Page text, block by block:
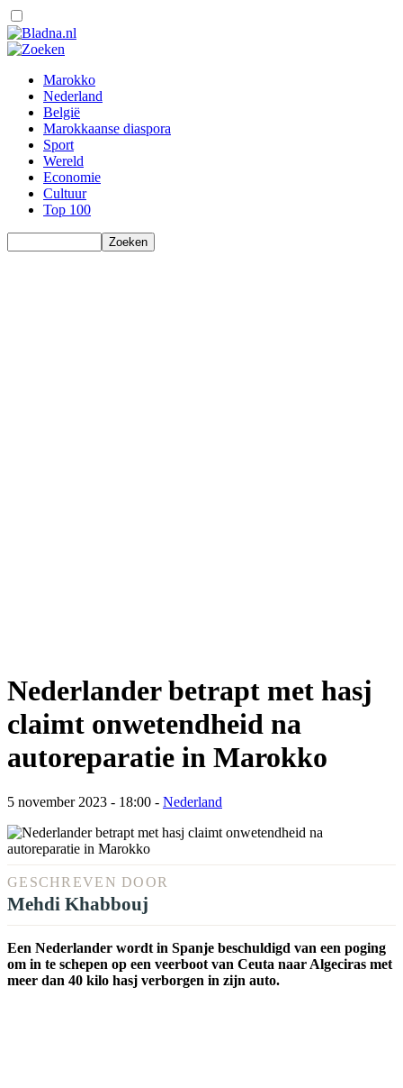
Marokko
Nederland
België
Marokkaanse diaspora
Sport
Wereld
Economie
Cultuur
Top 100
Nederlander betrapt met hasj
claimt onwetendheid na
autoreparatie in Marokko
5 november 2023 - 18:00 - Nederland
GESCHREVEN DOOR
Mehdi Khabbouj
Een Nederlander wordt in Spanje beschuldigd van een poging
om in te schepen op een veerboot van Ceuta naar Algeciras met
meer dan 40 kilo hasj verborgen in zijn auto.